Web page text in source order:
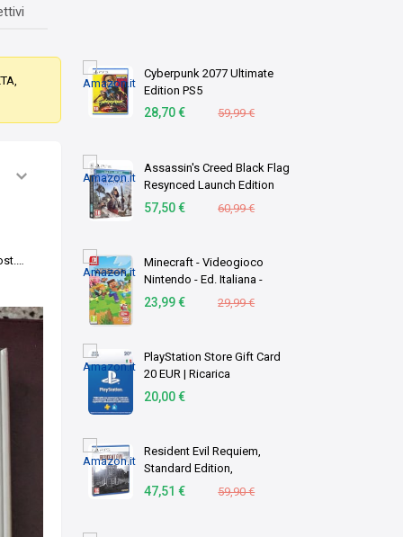
Cyberpunk 2077 Ultimate
Edition PS5
28,70 € 59,99 €
Assassin's Creed Black Flag
Resynced Launch Edition
(PS5)
57,50 € 60,99 €
Minecraft - Videogioco
Nintendo - Ed. Italiana -
Versione su scheda
23,99 € 29,99 €
PlayStation Store Gift Card
20 EUR | Ricarica
Portafoglio PSN | Account
20,00 €
Resident Evil Requiem,
Standard Edition,
PlayStation 5
47,51 € 59,90 €